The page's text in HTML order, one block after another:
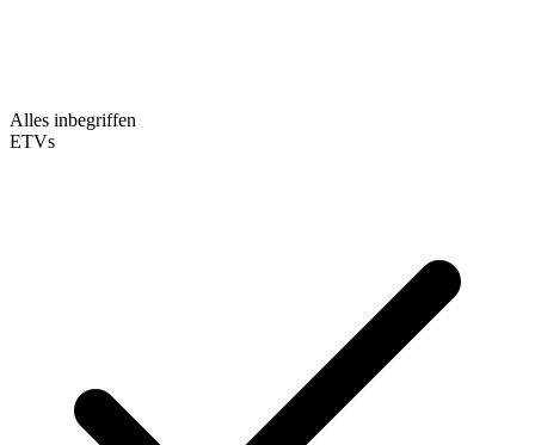
Alles inbegriffen
ETVs